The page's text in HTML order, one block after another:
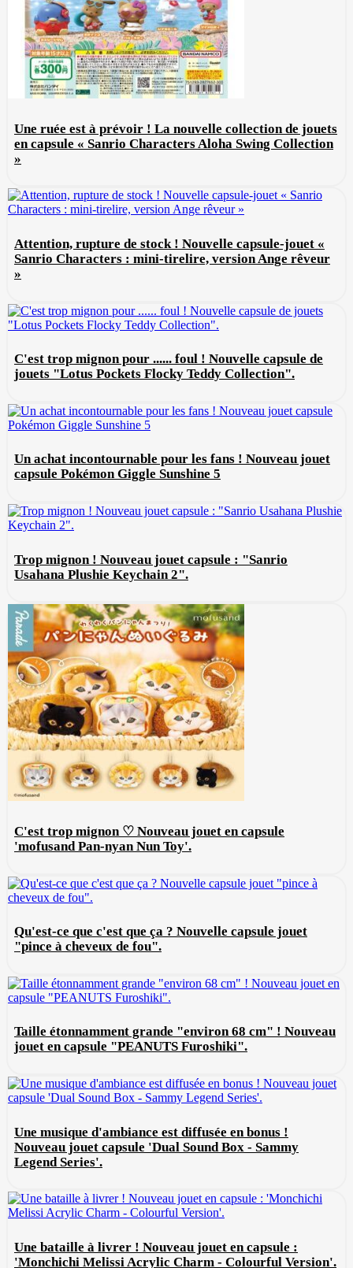
Une ruée est à prévoir ! La nouvelle collection de jouets
en capsule « Sanrio Characters Aloha Swing Collection
»
Attention, rupture de stock ! Nouvelle capsule-jouet «
Sanrio Characters : mini-tirelire, version Ange rêveur
»
C'est trop mignon pour ...... foul ! Nouvelle capsule de
jouets "Lotus Pockets Flocky Teddy Collection".
Un achat incontournable pour les fans ! Nouveau jouet
capsule Pokémon Giggle Sunshine 5
Trop mignon ! Nouveau jouet capsule : "Sanrio
Usahana Plushie Keychain 2".
C'est trop mignon ♡ Nouveau jouet en capsule
'mofusand Pan-nyan Nun Toy'.
Qu'est-ce que c'est que ça ? Nouvelle capsule jouet
"pince à cheveux de fou".
Taille étonnamment grande "environ 68 cm" ! Nouveau
jouet en capsule "PEANUTS Furoshiki".
Une musique d'ambiance est diffusée en bonus !
Nouveau jouet capsule 'Dual Sound Box - Sammy
Legend Series'.
Une bataille à livrer ! Nouveau jouet en capsule :
'Monchichi Melissi Acrylic Charm - Colourful Version'.